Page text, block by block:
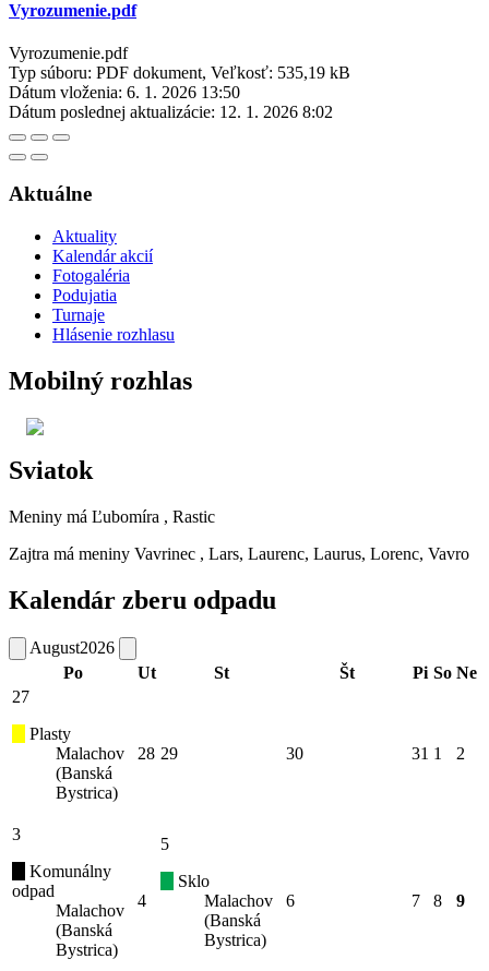
Vyrozumenie.pdf
Vyrozumenie.pdf
Typ súboru: PDF dokument, Veľkosť: 535,19 kB
Dátum vloženia: 6. 1. 2026 13:50
Dátum poslednej aktualizácie: 12. 1. 2026 8:02
Aktuálne
Aktuality
Kalendár akcií
Fotogaléria
Podujatia
Turnaje
Hlásenie rozhlasu
Mobilný rozhlas
Sviatok
Meniny má Ľubomíra , Rastic
Zajtra má meniny Vavrinec , Lars, Laurenc, Laurus, Lorenc, Vavro
Kalendár zberu odpadu
August2026
Po
Ut St Št Pi So Ne
27
Plasty
Malachov
(Banská
Bystrica)
28 29 30 31 1 2
3
Komunálny
odpad
Malachov
(Banská
Bystrica)
4
5
Sklo
Malachov
(Banská
Bystrica)
6 7 8 9